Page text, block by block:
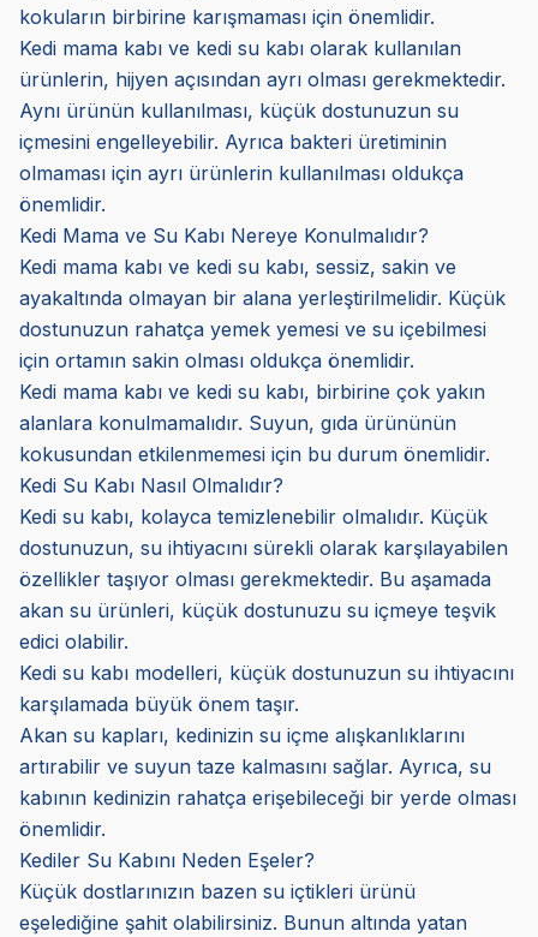
kokuların birbirine karışmaması için önemlidir.
Kedi mama kabı ve kedi su kabı olarak kullanılan
ürünlerin, hijyen açısından ayrı olması gerekmektedir.
Aynı ürünün kullanılması, küçük dostunuzun su
içmesini engelleyebilir. Ayrıca bakteri üretiminin
olmaması için ayrı ürünlerin kullanılması oldukça
önemlidir.
Kedi Mama ve Su Kabı Nereye Konulmalıdır?
Kedi mama kabı ve kedi su kabı, sessiz, sakin ve
ayakaltında olmayan bir alana yerleştirilmelidir. Küçük
dostunuzun rahatça yemek yemesi ve su içebilmesi
için ortamın sakin olması oldukça önemlidir.
Kedi mama kabı ve kedi su kabı, birbirine çok yakın
alanlara konulmamalıdır. Suyun, gıda ürününün
kokusundan etkilenmemesi için bu durum önemlidir.
Kedi Su Kabı Nasıl Olmalıdır?
Kedi su kabı, kolayca temizlenebilir olmalıdır. Küçük
dostunuzun, su ihtiyacını sürekli olarak karşılayabilen
özellikler taşıyor olması gerekmektedir. Bu aşamada
akan su ürünleri, küçük dostunuzu su içmeye teşvik
edici olabilir.
Kedi su kabı modelleri, küçük dostunuzun su ihtiyacını
karşılamada büyük önem taşır.
Akan su kapları, kedinizin su içme alışkanlıklarını
artırabilir ve suyun taze kalmasını sağlar. Ayrıca, su
kabının kedinizin rahatça erişebileceği bir yerde olması
önemlidir.
Kediler Su Kabını Neden Eşeler?
Küçük dostlarınızın bazen su içtikleri ürünü
eşelediğine şahit olabilirsiniz. Bunun altında yatan